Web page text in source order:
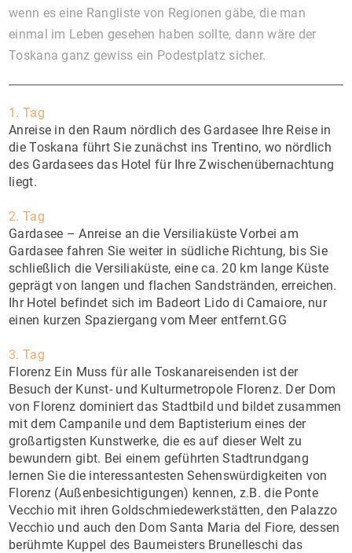
wenn es eine Rangliste von Regionen gäbe, die man
einmal im Leben gesehen haben sollte, dann wäre der
Toskana ganz gewiss ein Podestplatz sicher.
1. Tag
Anreise in den Raum nördlich des Gardasee Ihre Reise in
die Toskana führt Sie zunächst ins Trentino, wo nördlich
des Gardasees das Hotel für Ihre Zwischenübernachtung
liegt.
2. Tag
Gardasee – Anreise an die Versiliaküste Vorbei am
Gardasee fahren Sie weiter in südliche Richtung, bis Sie
schließlich die Versiliaküste, eine ca. 20 km lange Küste
geprägt von langen und flachen Sandstränden, erreichen.
Ihr Hotel befindet sich im Badeort Lido di Camaiore, nur
einen kurzen Spaziergang vom Meer entfernt.GG
3. Tag
Florenz Ein Muss für alle Toskanareisenden ist der
Besuch der Kunst- und Kulturmetropole Florenz. Der Dom
von Florenz dominiert das Stadtbild und bildet zusammen
mit dem Campanile und dem Baptisterium eines der
großartigsten Kunstwerke, die es auf dieser Welt zu
bewundern gibt. Bei einem geführten Stadtrundgang
lernen Sie die interessantesten Sehenswürdigkeiten von
Florenz (Außenbesichtigungen) kennen, z.B. die Ponte
Vecchio mit ihren Goldschmiedewerkstätten, den Palazzo
Vecchio und auch den Dom Santa Maria del Fiore, dessen
berühmte Kuppel des Baumeisters Brunelleschi das